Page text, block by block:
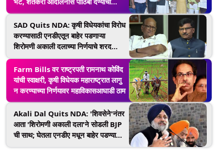
विनंती
SAD Quits NDA: कृषी विधेयकांचा विरोध
करण्यासाठी एनडीएतून बाहेर पडणाऱ्या
शिरोमणी अकाली दलाच्या निर्णयाचे शरद
पवार, संजय राऊत यांनी केले कौतूक
Farm Bills वर राष्ट्रपती रामनाथ कोविंद
यांची स्वाक्षरी, कृषी विधेयक महाराष्ट्रात लागु
न करण्याच्या निर्णयावर महाविकासआघाडी ठाम
Akali Dal Quits NDA: 'शिवसेने'नंतर
आता 'शिरोमणी अकाली दला'ने सोडली BJP
ची साथ; घेतला एनडीए मधून बाहेर पडण्याचा